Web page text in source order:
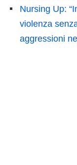
Nursing Up:
violenza
aggressioni